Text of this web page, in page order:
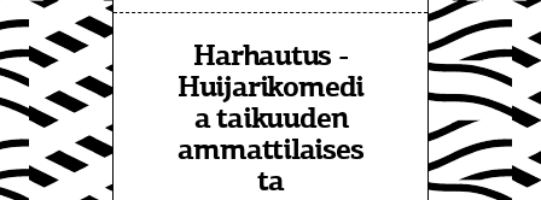
Harhautus -
Huijarikomedi
a taikuuden
ammattilaises
ta